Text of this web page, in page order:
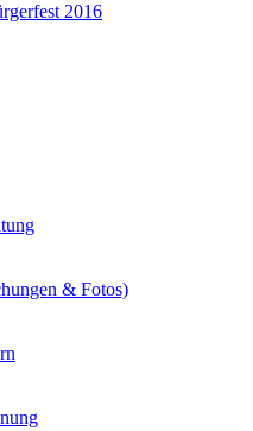
2016
& Fotos)